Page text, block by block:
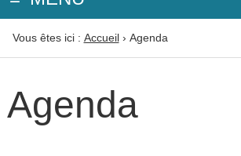
Vous êtes ici : Accueil› Agenda
Agenda